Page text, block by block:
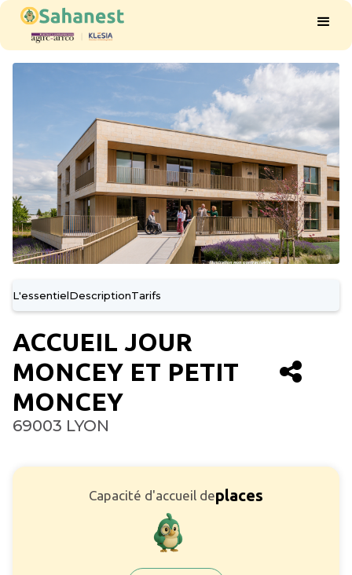
L'essentielDescriptionTarifs
ACCUEIL JOUR
MONCEY ET PETIT
MONCEY
69003 LYON
Capacité d'accueil deplaces